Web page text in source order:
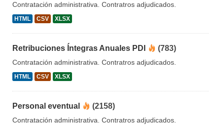
Contratación administrativa. Contratros adjudicados.
HTML CSV XLSX
Retribuciones Íntegras Anuales PDI (783)
Contratación administrativa. Contratros adjudicados.
HTML CSV XLSX
Personal eventual (2158)
Contratación administrativa. Contratros adjudicados.